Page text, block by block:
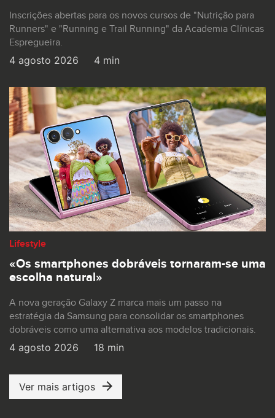
Inscrições abertas para os novos cursos de "Nutrição para
Runners" e "Running e Trail Running" da Academia Clínicas
Espregueira.
4 agosto 2026 4 min
Lifestyle
«Os smartphones dobráveis tornaram-se uma
escolha natural»
A nova geração Galaxy Z marca mais um passo na
estratégia da Samsung para consolidar os smartphones
dobráveis como uma alternativa aos modelos tradicionais.
4 agosto 2026 18 min
Ver mais artigos